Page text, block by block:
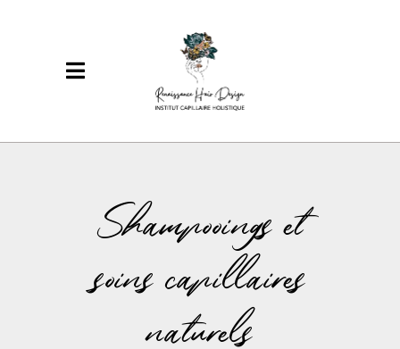
Shampooings et
soins capillaires
naturels